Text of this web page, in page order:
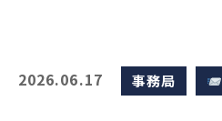
2026.06.17 事務局